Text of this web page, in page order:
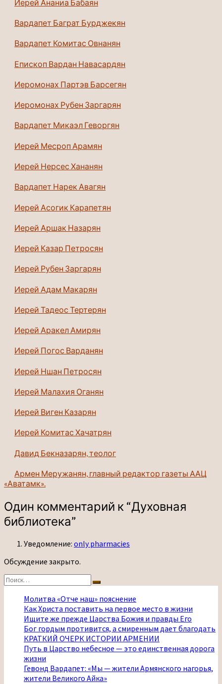
Иерей Ананиа Бабаян
Вардапет Баграт Бурджекян
Вардапет Комитас Овнанян
Епископ Вардан Навасардян
Иеромонах Партэв Барсегян
Иеромонах Рубен Заргарян
Вардапет Микаэл Геворгян
Иерей Месроп Арамян
Иерей Нерсес Хананян
Вардапет Нарек Авагян
Иерей Асогик Карапетян
Иерей Аршак Назарян
Иерей Казар Петросян
Иерей Рубен Заргарян
Иерей Адам Макарян
Иерей Тадеос Тертерян
Иерей Аракел Амирян
Иерей Погос Варданян
Иерей Ншан Петросян
Иерей Малахия Оганян
Иерей Виген Казарян
Иерей Комитас Хачатрян
Давид Бекназарян, теолог
Армен Меружанян, главный редактор газеты ААЦ
«Аватамк».
Один комментарий к “Духовная
библиотека”
Уведомление: only pharmacies
Обсуждение закрыто.
Найти:
Поиск
Молитва «Отче наш» пояснение
Как Христа поставить на первое место в жизни
Ищите же прежде Царства Божия и правды Его
Бог гордым противится, а смиренным дает благодать
КРАТКИЙ ОЧЕРК ИСТОРИИ АРМЕНИИ
Путь в Царство небесное — это единственная дорога
жизни
Гевонд Вардапет: «Мы — жители Армянского нагорья,
жители Великого Айка»